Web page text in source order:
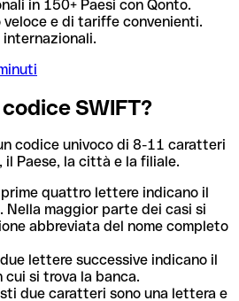
in 150+ Paesi con Qonto.
e di tariffe convenienti.
SWIFT?
codice univoco di 8-11 caratteri
Paese, la città e la filiale.
quattro lettere indicano il
Nella maggior parte dei casi si
abbreviata del nome completo
lettere successive indicano il
cui si trova la banca.
due caratteri sono una lettera e